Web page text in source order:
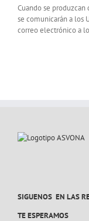
Cuando se produzcan
se comunicarán a los
correo electrónico a
SIGUENOS EN LAS
TE ESPERAMOS